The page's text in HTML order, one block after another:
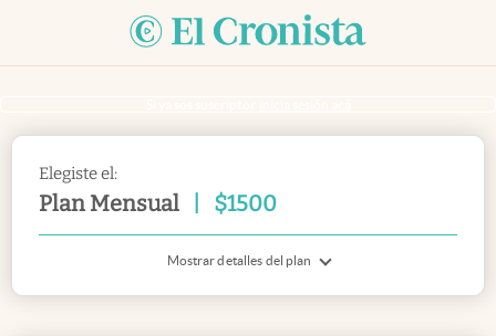
Elegiste el:
Plan Mensual $1500
Mostrar detalles del plan